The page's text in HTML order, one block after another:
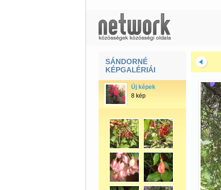
SÁNDORNÉ
KÉPGALÉRIÁI
Új képek
8 kép